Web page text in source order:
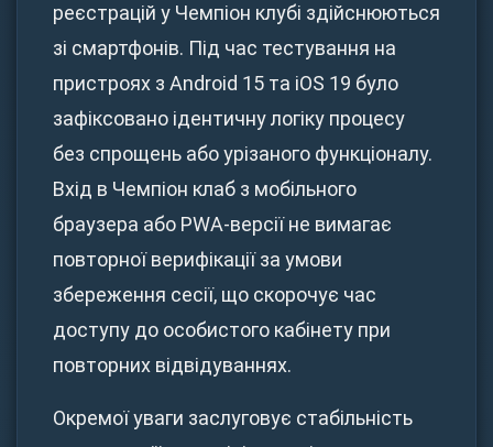
реєстрацій у Чемпіон клубі здійснюються
зі смартфонів. Під час тестування на
пристроях з Android 15 та iOS 19 було
зафіксовано ідентичну логіку процесу
без спрощень або урізаного функціоналу.
Вхід в Чемпіон клаб з мобільного
браузера або PWA-версії не вимагає
повторної верифікації за умови
збереження сесії, що скорочує час
доступу до особистого кабінету при
повторних відвідуваннях.
Окремої уваги заслуговує стабільність